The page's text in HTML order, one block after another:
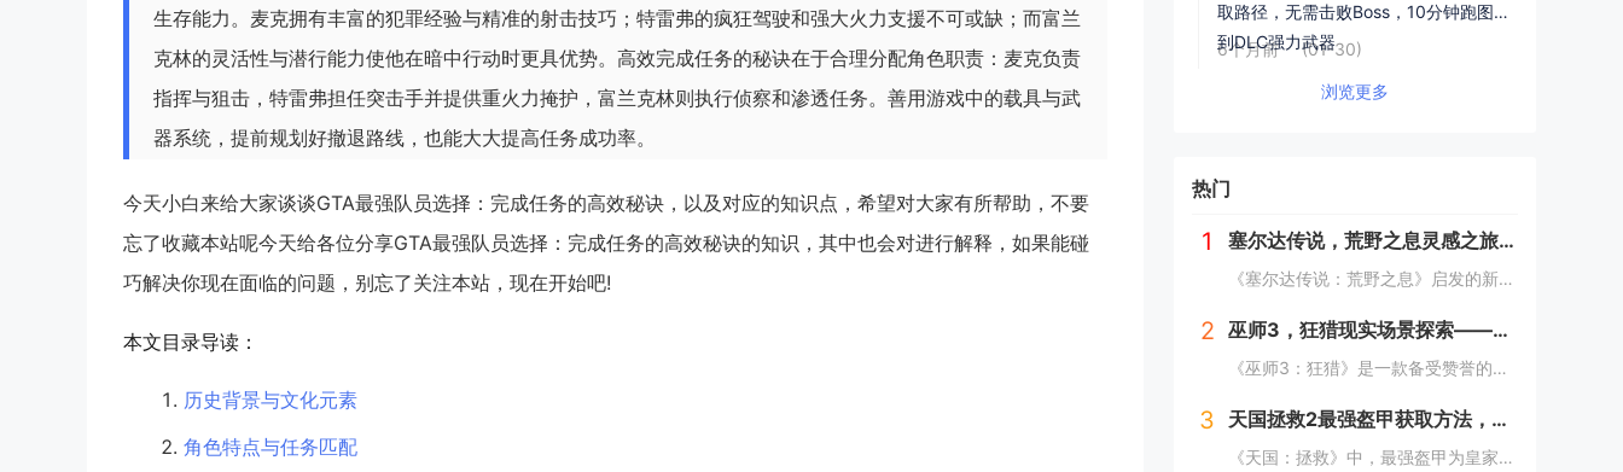
生存能力。麦克拥有丰富的犯罪经验与精准的射击技巧；特雷弗的疯狂驾驶和强大火力支援不可或缺；而富兰
克林的灵活性与潜行能力使他在暗中行动时更具优势。高效完成任务的秘诀在于合理分配角色职责：麦克负责
指挥与狙击，特雷弗担任突击手并提供重火力掩护，富兰克林则执行侦察和渗透任务。善用游戏中的载具与武
器系统，提前规划好撤退路线，也能大大提高任务成功率。
今天小白来给大家谈谈GTA最强队员选择：完成任务的高效秘诀，以及对应的知识点，希望对大家有所帮助，不要
忘了收藏本站呢今天给各位分享GTA最强队员选择：完成任务的高效秘诀的知识，其中也会对进行解释，如果能碰
巧解决你现在面临的问题，别忘了关注本站，现在开始吧!
本文目录导读：
历史背景与文化元素
角色特点与任务匹配
取路径，无需击败Boss，10分钟跑图拿
到DLC强力武器
6个月前 (01-30)
浏览更多
热门
1 塞尔达传说，荒野之息灵感之旅——新西兰南岛峡湾探秘与荒野生存体验
《塞尔达传说：荒野之息》启发的新西兰南岛之旅，探索了其壮丽的自然风光与荒野生存体验。在峡湾国家公园，你将亲历游戏般的奇妙景色，从镜面般的湖泊、雄伟的山脉到神秘的森林，每一处都仿佛是游戏中的场景再现。你可以参与野外生存活动，学习采集、搭建庇护...
2 巫师3，狂猎现实场景探索——波兰的梅德韦德堡与温特堡城堡的奇幻之旅
《巫师3：狂猎》是一款备受赞誉的角色扮演游戏，其现实中的灵感来源之一是波兰的梅德韦德堡和温特堡城堡。这两处地点以其独特的中世纪建筑风格和壮丽的自然风光，为游戏营造了奇幻而真实的背景。梅德韦德堡位于波兰南部，拥有悠久的历史和神秘氛围；而温特堡...
3 天国拯救2最强盔甲获取方法，全套装位置一览
《天国：拯救》中，最强盔甲为皇家骑士盔甲，获取较为复杂。首先需完成“皇家侍卫”任务线，帮助亨利成为国王的私人护卫。之后，在王宫内找到盔甲的具体位置，通常藏于密室或特定房间。完成相关任务后，玩家可获得这套顶级装备，大幅提升防御力和战斗能力。游...